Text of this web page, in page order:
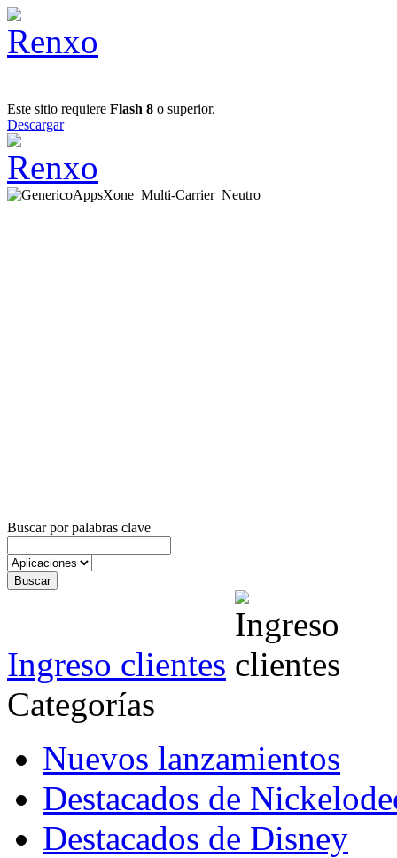
Este sitio requiere Flash 8 o superior.
Descargar
Buscar por palabras clave
Ingreso clientes
Categorías
Nuevos lanzamientos
Destacados de
Destacados de Disney